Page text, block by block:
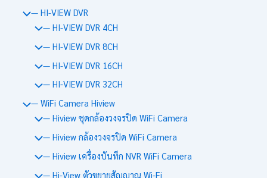
— HI-VIEW DVR
— HI-VIEW DVR 4CH
— HI-VIEW DVR 8CH
— HI-VIEW DVR 16CH
— HI-VIEW DVR 32CH
— WiFi Camera Hiview
— Hiview ชุดกล้องวงจรปิด WiFi Camera
— Hiview กล้องวงจรปิด WiFi Camera
— Hiview เครื่องบันทึก NVR WiFi Camera
— Hi-View ตัวขยายสัญญาณ Wi-Fi